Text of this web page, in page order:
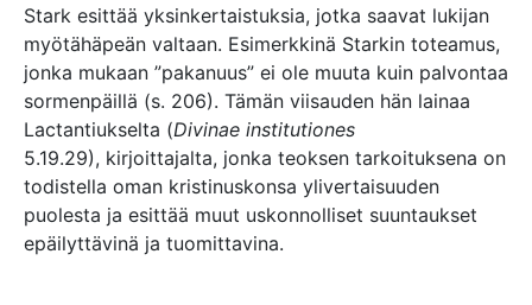
Stark esittää yksinkertaistuksia, jotka saavat lukijan
myötähäpeän valtaan. Esimerkkinä Starkin toteamus,
jonka mukaan ”pakanuus” ei ole muuta kuin palvontaa
sormenpäillä (s. 206). Tämän viisauden hän lainaa
Lactantiukselta (Divinae institutiones
5.19.29), kirjoittajalta, jonka teoksen tarkoituksena on
todistella oman kristinuskonsa ylivertaisuuden
puolesta ja esittää muut uskonnolliset suuntaukset
epäilyttävinä ja tuomittavina.